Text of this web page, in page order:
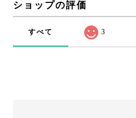
ショップの評価
すべて 3